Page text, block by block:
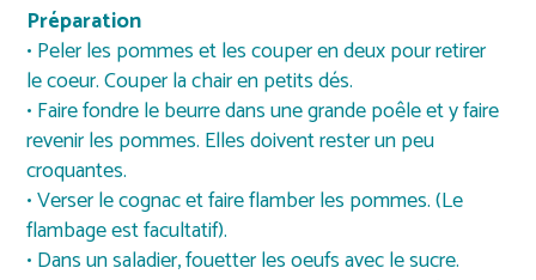
Préparation
• Peler les pommes et les couper en deux pour retirer
le coeur. Couper la chair en petits dés.
• Faire fondre le beurre dans une grande poêle et y faire
revenir les pommes. Elles doivent rester un peu
croquantes.
• Verser le cognac et faire flamber les pommes. (Le
flambage est facultatif).
• Dans un saladier, fouetter les oeufs avec le sucre.